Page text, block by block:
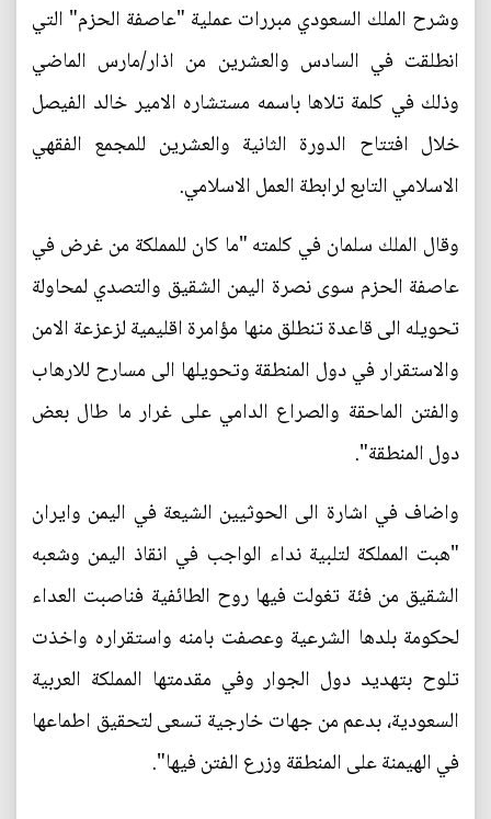
وشرح الملك السعودي مبررات عملية "عاصفة الحزم" التي
انطلقت في السادس والعشرين من اذار/مارس الماضي
وذلك في كلمة تلاها باسمه مستشاره الامير خالد الفيصل
خلال افتتاح الدورة الثانية والعشرين للمجمع الفقهي
الاسلامي التابع لرابطة العمل الاسلامي.
وقال الملك سلمان في كلمته "ما كان للمملكة من غرض في
عاصفة الحزم سوى نصرة اليمن الشقيق والتصدي لمحاولة
تحويله الى قاعدة تنطلق منها مؤامرة اقليمية لزعزعة الامن
والاستقرار في دول المنطقة وتحويلها الى مسارح للارهاب
والفتن الماحقة والصراع الدامي على غرار ما طال بعض
دول المنطقة".
واضاف في اشارة الى الحوثيين الشيعة في اليمن وايران
"هبت المملكة لتلبية نداء الواجب في انقاذ اليمن وشعبه
الشقيق من فئة تغولت فيها روح الطائفية فناصبت العداء
لحكومة بلدها الشرعية وعصفت بامنه واستقراره واخذت
تلوح بتهديد دول الجوار وفي مقدمتها المملكة العربية
السعودية، بدعم من جهات خارجية تسعى لتحقيق اطماعها
في الهيمنة على المنطقة وزرع الفتن فيها".